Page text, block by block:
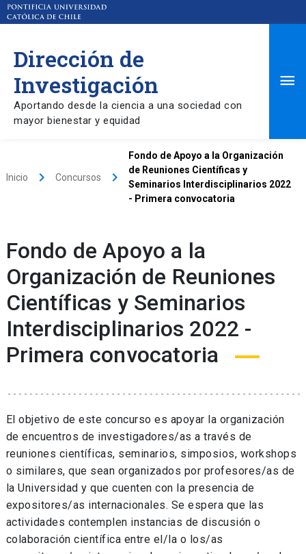
Dirección de
Investigación
Aportando desde la ciencia a una sociedad con
mayor bienestar y equidad
Inicio keyboard_arrow_right Concursos keyboard_arrow_right
Fondo de Apoyo a la Organización
de Reuniones Científicas y
Seminarios Interdisciplinarios 2022
- Primera convocatoria
Fondo de Apoyo a la
Organización de Reuniones
Científicas y Seminarios
Interdisciplinarios 2022 -
Primera convocatoria
El objetivo de este concurso es apoyar la organización
de encuentros de investigadores/as a través de
reuniones científicas, seminarios, simposios, workshops
o similares, que sean organizados por profesores/as de
la Universidad y que cuenten con la presencia de
expositores/as internacionales. Se espera que las
actividades contemplen instancias de discusión o
colaboración científica entre el/la o los/as